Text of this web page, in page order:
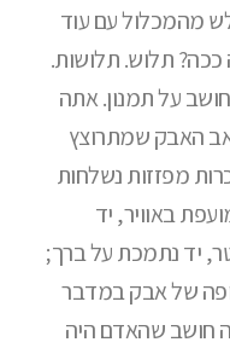
מהמכלול עם עוד
תלוש. תלושות.
על תמנון. אתה
האבק שמתרוצץ
מפזזות נשלחות
באוויר, יד
יד נתמכת על ברך;
של אבק במדבר
חושב שהאדם היה